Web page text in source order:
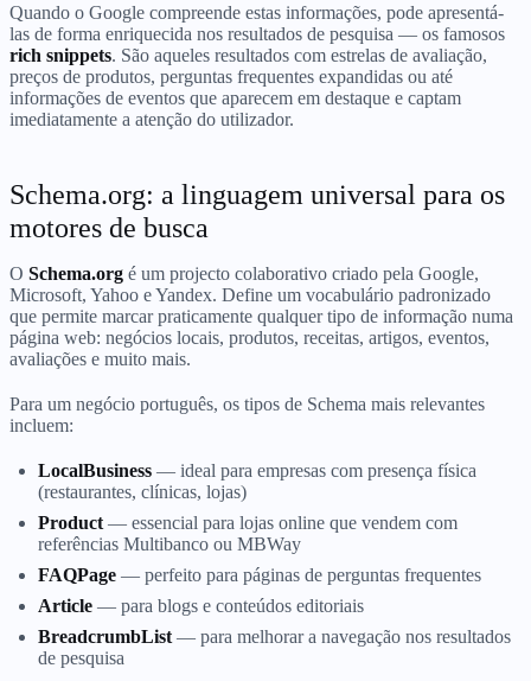
Quando o Google compreende estas informações, pode apresentá-
las de forma enriquecida nos resultados de pesquisa — os famosos
rich snippets. São aqueles resultados com estrelas de avaliação,
preços de produtos, perguntas frequentes expandidas ou até
informações de eventos que aparecem em destaque e captam
imediatamente a atenção do utilizador.
Schema.org: a linguagem universal para os
motores de busca
O Schema.org é um projecto colaborativo criado pela Google,
Microsoft, Yahoo e Yandex. Define um vocabulário padronizado
que permite marcar praticamente qualquer tipo de informação numa
página web: negócios locais, produtos, receitas, artigos, eventos,
avaliações e muito mais.
Para um negócio português, os tipos de Schema mais relevantes
incluem:
LocalBusiness — ideal para empresas com presença física
(restaurantes, clínicas, lojas)
Product — essencial para lojas online que vendem com
referências Multibanco ou MBWay
FAQPage — perfeito para páginas de perguntas frequentes
Article — para blogs e conteúdos editoriais
BreadcrumbList — para melhorar a navegação nos resultados
de pesquisa